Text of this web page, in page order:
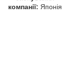
компанії: Японія